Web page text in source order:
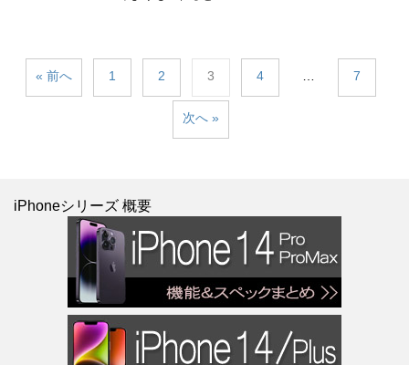
« 前へ 1 2 3 4 7
次へ »
iPhoneシリーズ 概要